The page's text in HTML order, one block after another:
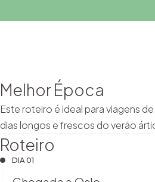
Melhor Época
Este roteiro é ideal para viagens
dias longos e frescos do verão
Roteiro
DIA 01